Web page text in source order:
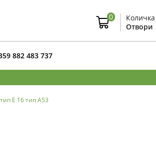
0
Количка
Отвори
882 483 737
E 16 тип A53